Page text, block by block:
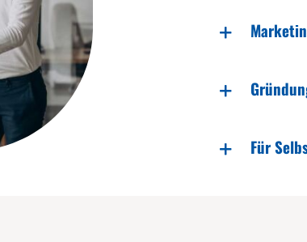
Für